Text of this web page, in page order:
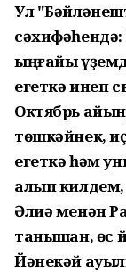
Ул
ыңғайы
егеткә инеп
Октябрь
төшкәйнек,
егеткә һәм
алып
Әлиә менән
танышҡан, өс
Йәнекәй